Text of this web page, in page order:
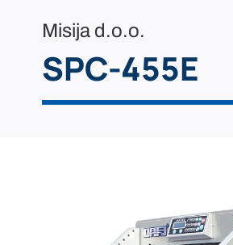
Misija d.o.o.
SPC-455E